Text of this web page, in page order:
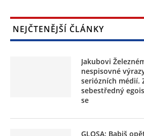
NEJČTENĚJŠÍ ČLÁNKY
Jakubovi
nespisovné
seriózních médií.
sebestředný
se
GLOSA: Babiš